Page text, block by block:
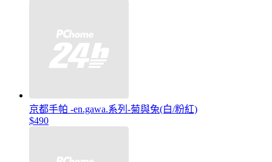
京都手帕 -en.gawa.系列-菊與兔(白/粉紅)
$490